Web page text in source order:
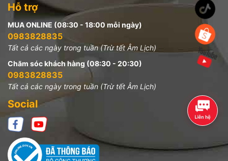
Hỗ trợ
MUA ONLINE (08:30 - 18:00 mỗi ngày)
0983828835
Tất cả các ngày trong tuần (Trừ tết Âm Lịch)
Chăm sóc khách hàng (08:30 - 20:30)
0983828835
Tất cả các ngày trong tuần (Trừ tết Âm Lịch)
Social